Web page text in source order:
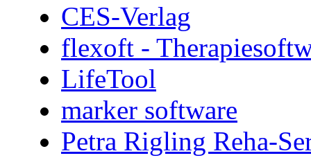
CES-Verlag
flexoft -
LifeTool
marker software
Petra Rigling Reha-